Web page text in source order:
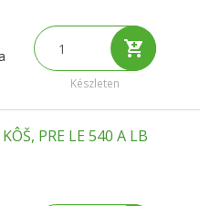
Készleten
PRE LE 540 A LB